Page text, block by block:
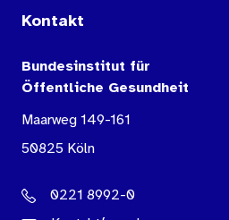
Kontakt
Bundesinstitut für
Öffentliche Gesundheit
Maarweg 149-161
50825 Köln
0221 8992-0